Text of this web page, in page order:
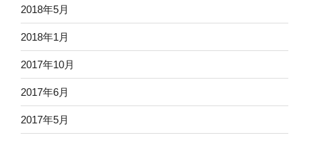
2018年5月
2018年1月
2017年10月
2017年6月
2017年5月